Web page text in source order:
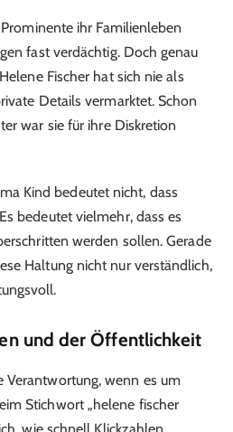
ihr Familienleben
fast verdächtig. Doch genau
Fischer hat sich nie als
Details vermarktet. Schon
war sie für ihre Diskretion
Kind bedeutet nicht, dass
bedeutet vielmehr, dass es
werden sollen. Gerade
Haltung nicht nur verständlich,
und der Öffentlichkeit
Verantwortung, wenn es um
Stichwort „helene fischer